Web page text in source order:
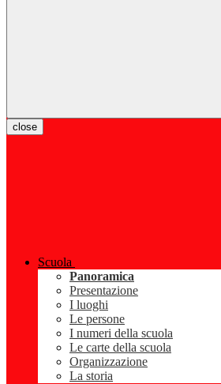
close
Scuola
Panoramica
Presentazione
I luoghi
Le persone
I numeri della scuola
Le carte della scuola
Organizzazione
La storia